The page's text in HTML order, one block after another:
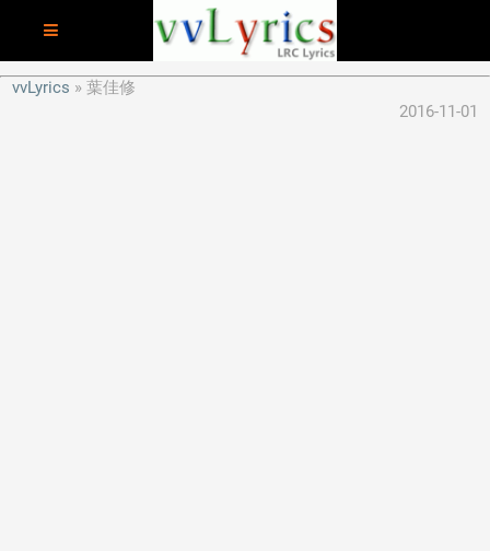
vvLyrics
葉佳修
2016-11-01